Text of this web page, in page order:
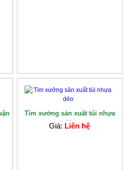
Tìm xưởng sản xuất túi nhựa
dẻo
Giá: Liên hệ